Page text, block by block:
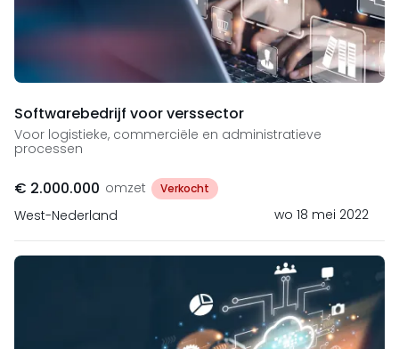
Softwarebedrijf voor verssector
Voor logistieke, commerciële en administratieve
processen
€ 2.000.000 omzet Verkocht
West-Nederland wo 18 mei 2022